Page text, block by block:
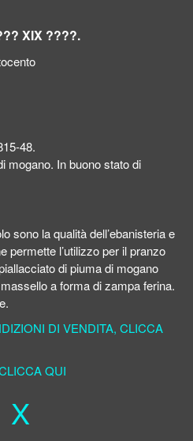
XIX ????.
48.
mogano. In buono stato di
sono la qualità dell’ebanisteria e
permette l’utilizzo per il pranzo
di piuma di mogano
a forma di zampa ferina.
DI VENDITA, CLICCA
QUI
X